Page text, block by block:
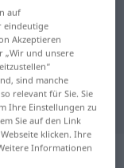
chundel
auf
eindeutige
Akzeptieren
„Wir und unsere
sind manche
relevant für Sie. Sie
Ihre Einstellungen zu
Sie auf den Link
klicken. Ihre
Informationen